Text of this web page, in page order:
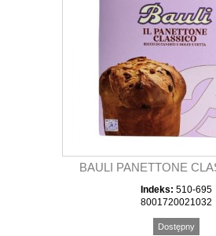
BAULI PANETTONE
Indeks: 510-695
8001720021032
Dostępny